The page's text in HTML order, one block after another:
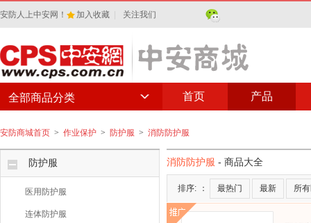
安防人上中安网！ 加入收藏 关注我们
首页 产品
全部商品分类
安防商城首页 > 作业保护 > 防护服 > 消防防护服
防护服
医用防护服
连体防护服
消防防护服 - 商品大全
排序: ： 最热门 最新 所